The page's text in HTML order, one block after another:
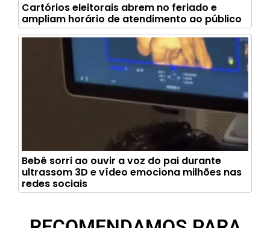
Cartórios eleitorais abrem no feriado e
ampliam horário de atendimento ao público
Bebê sorri ao ouvir a voz do pai durante
ultrassom 3D e vídeo emociona milhões nas
redes sociais